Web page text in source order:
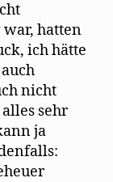
hatten
ich hätte
nicht
alles sehr
ja